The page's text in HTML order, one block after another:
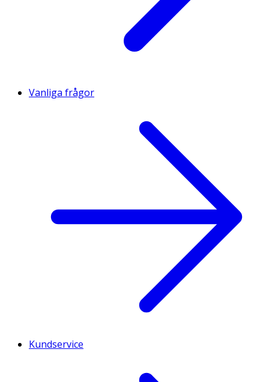
Vanliga frågor
Kundservice